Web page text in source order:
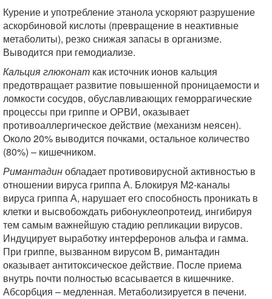
Курение и употребление этанола ускоряют разрушение
аскорбиновой кислоты (превращение в неактивные
метаболиты), резко снижая запасы в организме.
Выводится при гемодиализе.
Кальция глюконат как источник ионов кальция
предотвращает развитие повышенной проницаемости и
ломкости сосудов, обуславливающих геморрагические
процессы при гриппе и ОРВИ, оказывает
противоаллергическое действие (механизм неясен).
Около 20% выводится почками, остальное количество
(80%) – кишечником.
Римантадинобладает противовирусной активностью в
отношении вируса гриппа А. Блокируя М2-каналы
вируса гриппа А, нарушает его способность проникать в
клетки и высвобождать рибонуклеопротеид, ингибируя
тем самым важнейшую стадию репликации вирусов.
Индуцирует выработку интерферонов альфа и гамма.
При гриппе, вызванном вирусом В, римантадин
оказывает антитоксическое действие. После приема
внутрь почти полностью всасывается в кишечнике.
Абсорбция – медленная. Метаболизируется в печени.